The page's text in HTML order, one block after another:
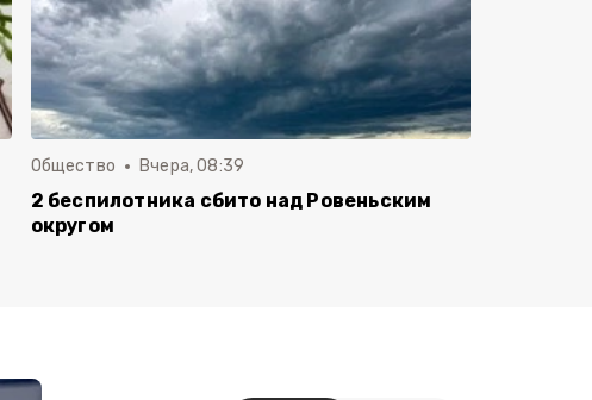
Общество Вчера, 08:39
2 беспилотника сбито над Ровеньским
округом